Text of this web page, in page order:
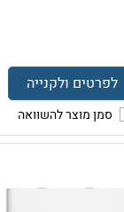
לפרטים ולקנייה
סמן מוצר להשוואה